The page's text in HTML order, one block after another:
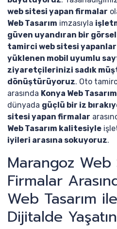
web sitesi yapan firmalar
Web Tasarım imzasıyla
güven uyandıran bir
tamirci web sitesi yapanlar
yüklenen mobil uyumlu
ziyaretçilerinizi sadık
dönüştürüyoruz. Oto
arasında Konya Web
dünyada güçlü bir iz
sitesi yapan firmalar
Web Tasarım kalitesiyle
iyileri arasına sokuyoruz.
Marangoz Web
Firmalar
Web Tasarım
Dijitalde Yaşatın